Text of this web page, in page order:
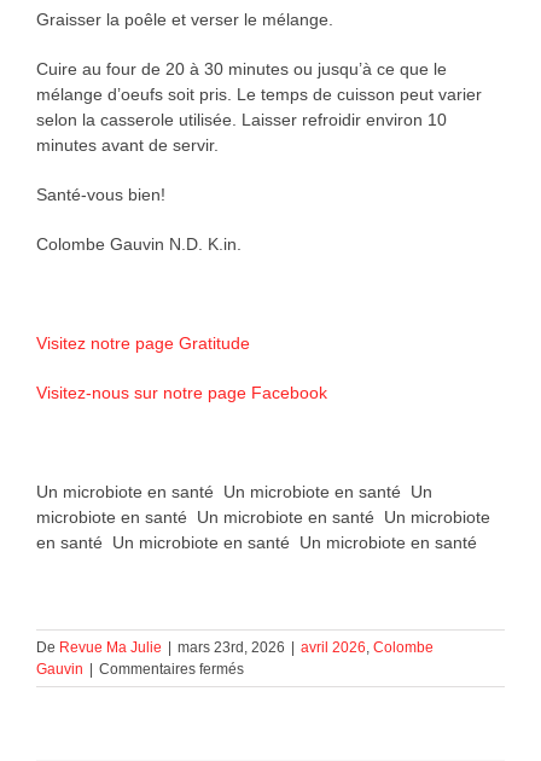
Graisser la poêle et verser le mélange.
Cuire au four de 20 à 30 minutes ou jusqu’à ce que le
mélange d’oeufs soit pris. Le temps de cuisson peut varier
selon la casserole utilisée. Laisser refroidir environ 10
minutes avant de servir.
Santé-vous bien!
Colombe Gauvin N.D. K.in.
Visitez notre page Gratitude
Visitez-nous sur notre page Facebook
Un microbiote en santé Un microbiote en santé Un
microbiote en santé Un microbiote en santé Un microbiote
en santé Un microbiote en santé Un microbiote en santé
De Revue Ma Julie mars 23rd, 2026 avril 2026, Colombe
Gauvin
Commentaires ferméssur
Un microbiote en santé